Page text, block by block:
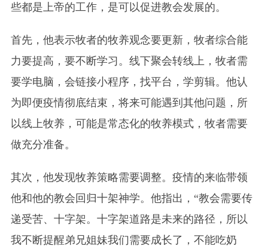
些都是上帝的工作，是可以促进教会发展的。
首先，他表示牧者的牧养观念要更新，牧者综合能
力要提高，要不断学习。线下聚会转线上，牧者需
要学电脑，会链接小程序，找平台，学剪辑。他认
为即便疫情彻底结束，将来可能遇到其他问题，所
以线上牧养，可能是常态化的牧养模式，牧者需要
做充分准备。
其次，他发现牧养策略需要调整。疫情的来临带领
他和他的教会回归十架神学。他指出，“教会需要传
递受苦、十字架。十字架道路是未来的路径，所以
我不断提醒弟兄姐妹我们需要成长了，不能吃奶